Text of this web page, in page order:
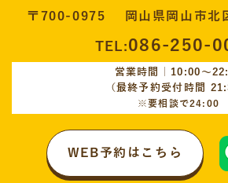
〒700-0975 岡山県岡山市北
TEL:086-250-
営業時間｜10:00〜
（最終予約受付時間
※要相談で24:00
WEB予約はこちら